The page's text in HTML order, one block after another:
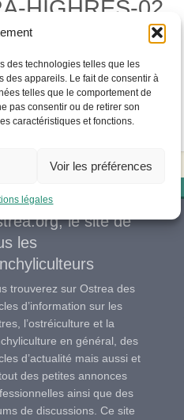
des technologies telles que les
des appareils. Le fait de consentir à
telles que le comportement de
pas consentir ou de retirer son
caractéristiques et fonctions.
Voir les préférences
légales
HIGHRES-02
le site de
les
trouverez sur Ostrea des
d’information sur les
l’ostréiculture et la
en général, des
d’actualité mais aussi et
des petites annonces
ainsi que des
de discussions. Ce site